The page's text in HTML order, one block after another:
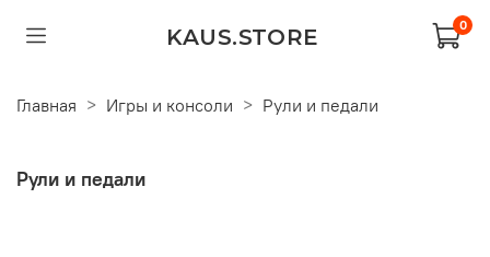
KAUS.STORE 0
Главная Игры и консоли Рули и педали
Рули и педали